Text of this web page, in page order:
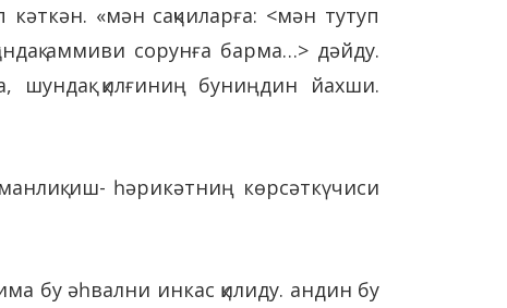
«мән сақчиларға: <мән тутуп
аммиви сорунға барма…> дәйду.
шундақ қилғиниң буниңдин йахши.
иш- һәрикәтниң көрсәткүчиси
бу әһвални инкас қилиду. андин бу